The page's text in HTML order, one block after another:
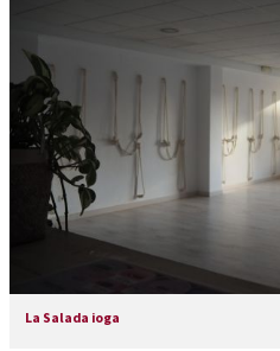
La Salada ioga